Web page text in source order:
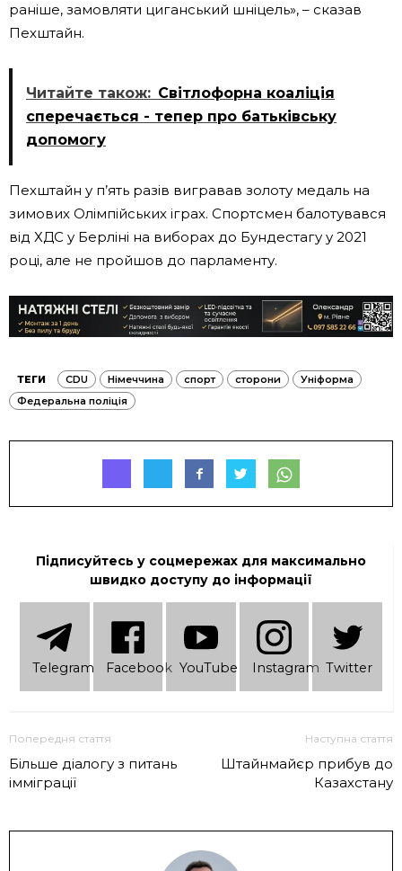
раніше, замовляти циганський шніцель», – сказав
Пехштайн.
Читайте також: Світлофорна коаліція
сперечається - тепер про батьківську
допомогу
Пехштайн у п’ять разів вигравав золоту медаль на
зимових Олімпійських іграх. Спортсмен балотувався
від ХДС у Берліні на виборах до Бундестагу у 2021
році, але не пройшов до парламенту.
ТЕГИ CDU Німеччина спорт сторони
Уніформа
Федеральна поліція
Підписуйтесь у соцмережах для максимально
швидко доступу до інформації
Telеgram Facebook YouTube Instagram Twitter
Попередня стаття
Більше діалогу з питань
імміграції
Наступна стаття
Штайнмайєр прибув до
Казахстану